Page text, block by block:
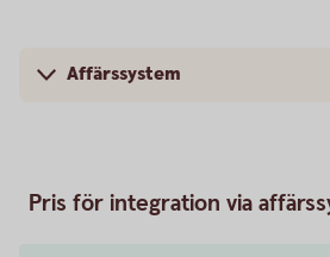
Affärssystem
Pris för integration via